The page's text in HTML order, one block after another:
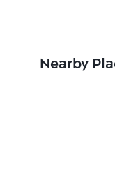
Nearby